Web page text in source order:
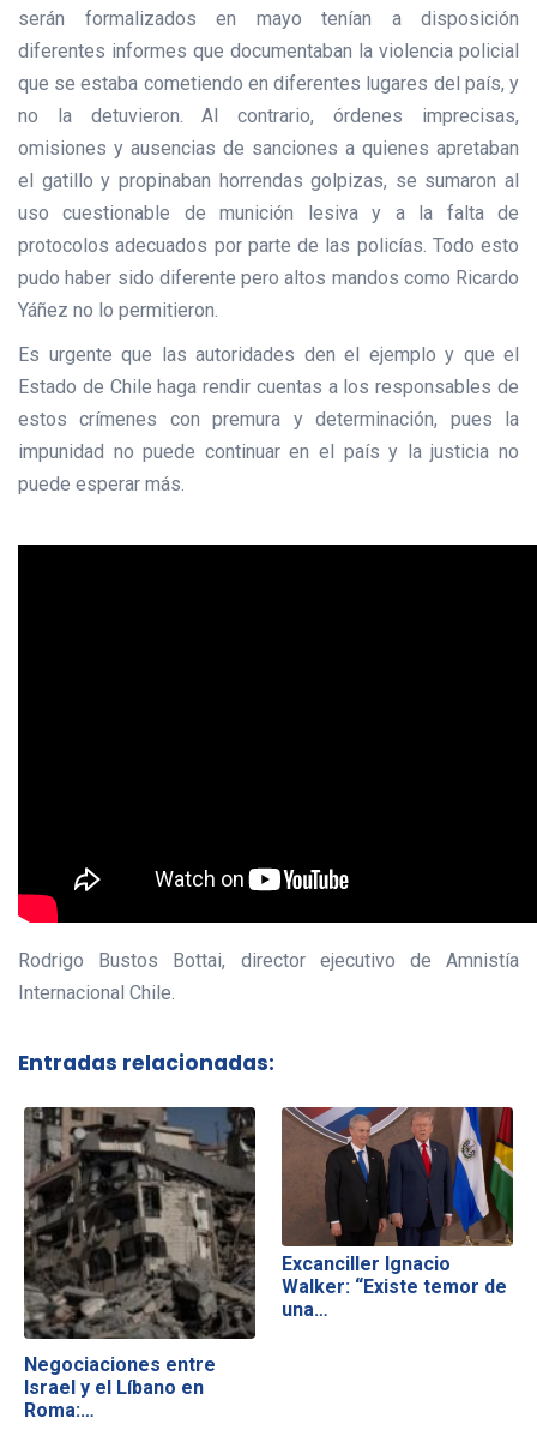
serán formalizados en mayo tenían a disposición
diferentes informes que documentaban la violencia policial
que se estaba cometiendo en diferentes lugares del país, y
no la detuvieron. Al contrario, órdenes imprecisas,
omisiones y ausencias de sanciones a quienes apretaban
el gatillo y propinaban horrendas golpizas, se sumaron al
uso cuestionable de munición lesiva y a la falta de
protocolos adecuados por parte de las policías. Todo esto
pudo haber sido diferente pero altos mandos como Ricardo
Yáñez no lo permitieron.
Es urgente que las autoridades den el ejemplo y que el
Estado de Chile haga rendir cuentas a los responsables de
estos crímenes con premura y determinación, pues la
impunidad no puede continuar en el país y la justicia no
puede esperar más.
Rodrigo Bustos Bottai, director ejecutivo de Amnistía
Internacional Chile.
Entradas relacionadas:
Negociaciones entre
Israel y el Líbano en
Roma:…
Excanciller Ignacio
Walker: “Existe temor de
una…